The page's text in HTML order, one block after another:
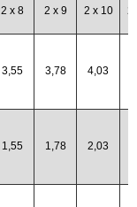
2 x 8 2 x 9 2 x 10 2
3,55 3,78 4,03
1,55 1,78 2,03